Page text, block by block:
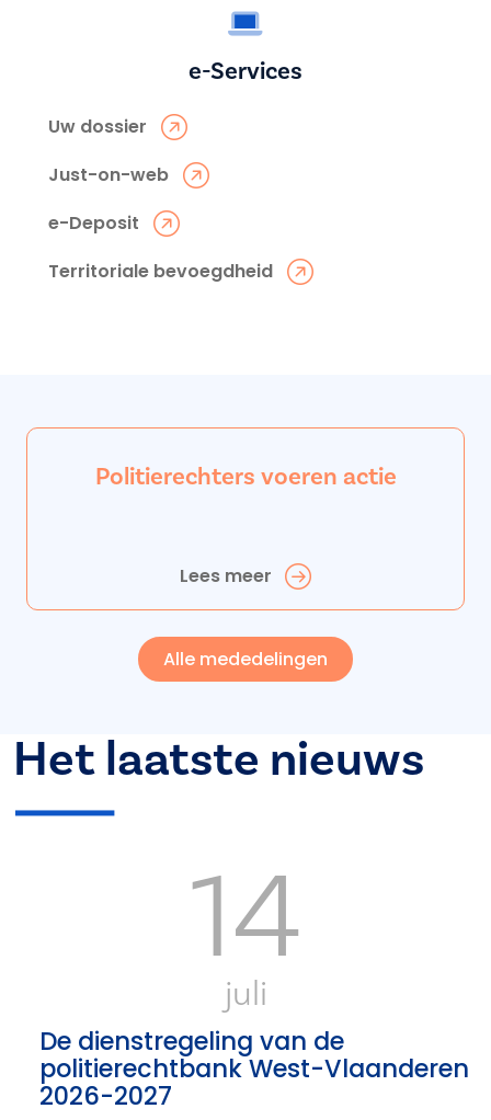
e-Services
Uw dossier
Just-on-web
e-Deposit
Territoriale bevoegdheid
Politierechters voeren actie
Lees meer
Alle mededelingen
Het laatste nieuws
14
juli
De dienstregeling van de
politierechtbank West-Vlaanderen
2026-2027